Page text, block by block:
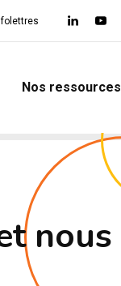
Nos ressources
nous